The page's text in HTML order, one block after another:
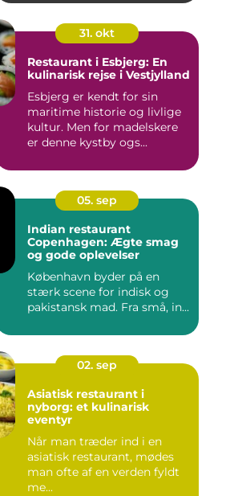
31. okt
Restaurant i Esbjerg: En
kulinarisk rejse i Vestjylland
Esbjerg er kendt for sin
maritime historie og livlige
kultur. Men for madelskere
er denne kystby ogs...
05. sep
Indian restaurant
Copenhagen: Ægte smag
og gode oplevelser
København byder på en
stærk scene for indisk og
pakistansk mad. Fra små, in...
02. sep
Asiatisk restaurant i
nyborg: et kulinarisk
eventyr
Når man træder ind i en
asiatisk restaurant, mødes
man ofte af en verden fyldt
me...